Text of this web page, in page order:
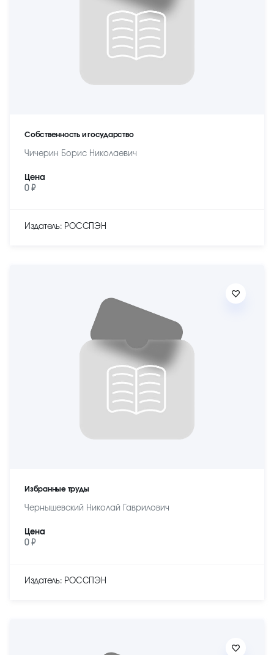
Собственность и государство
Чичерин Борис Николаевич
Цена
0 ₽
Издатель: РОССПЭН
Избранные труды
Чернышевский Николай Гаврилович
Цена
0 ₽
Издатель: РОССПЭН